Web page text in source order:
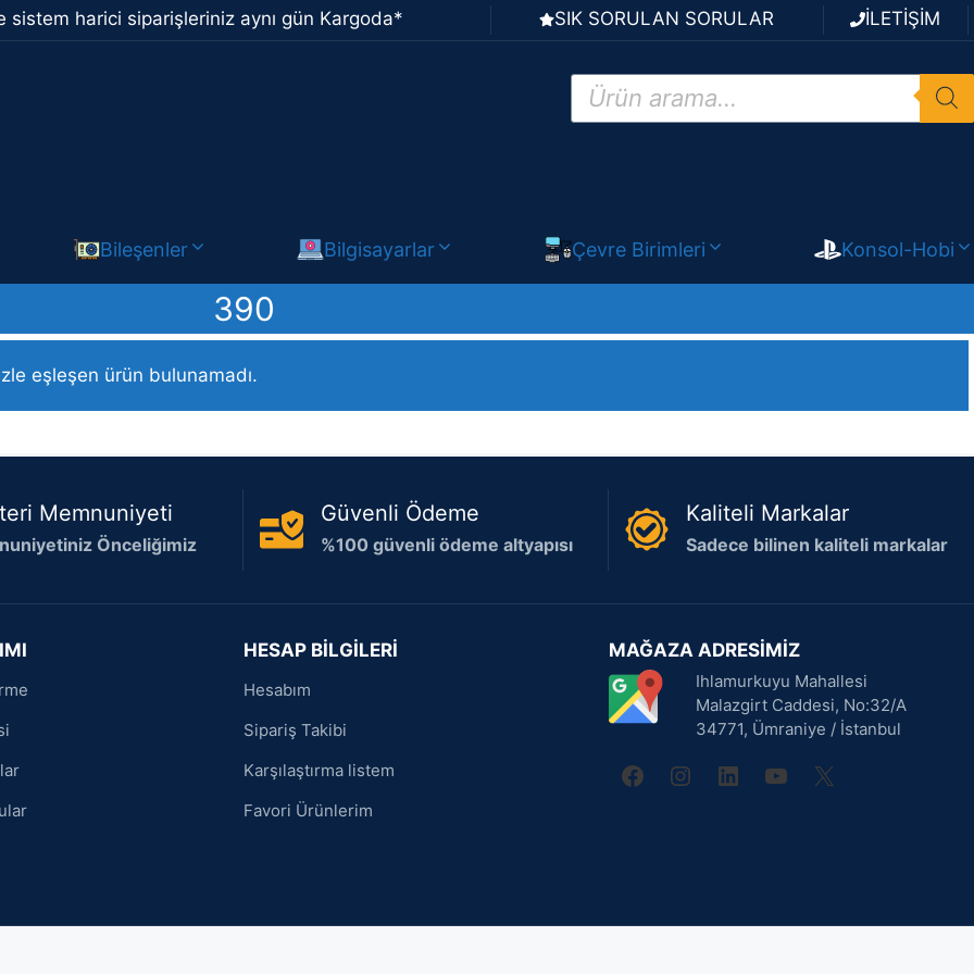
harici siparişleriniz aynı gün Kargoda* SIK SORULAN SORULAR İLETİŞİM
Products
search
Bileşenler Bilgisayarlar Çevre Birimleri Konsol-Hobi
390
eşleşen ürün bulunamadı.
Memnuniyeti
Önceliğimiz
Güvenli Ödeme
%100 güvenli ödeme altyapısı
Kaliteli Markalar
Sadece bilinen kaliteli markalar
HESAP BİLGİLERİ
Hesabım
Sipariş Takibi
Karşılaştırma listem
Favori Ürünlerim
MAĞAZA ADRESİMİZ
Ihlamurkuyu Mahallesi
Malazgirt Caddesi, No:32/A
34771, Ümraniye / İstanbul
facebook
instagram
linkedinyoutube
X